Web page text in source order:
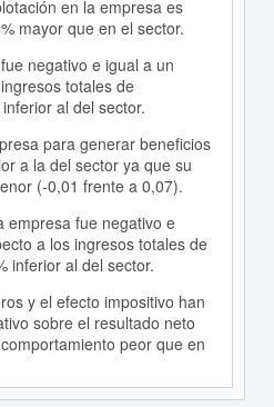
en la empresa es
mayor que en el sector.
negativo e igual a un
totales de
al del sector.
para generar beneficios
a la del sector ya que su
(-0,01 frente a 0,07).
empresa fue negativo e
a los ingresos totales de
inferior al del sector.
y el efecto impositivo han
sobre el resultado neto
peor que en